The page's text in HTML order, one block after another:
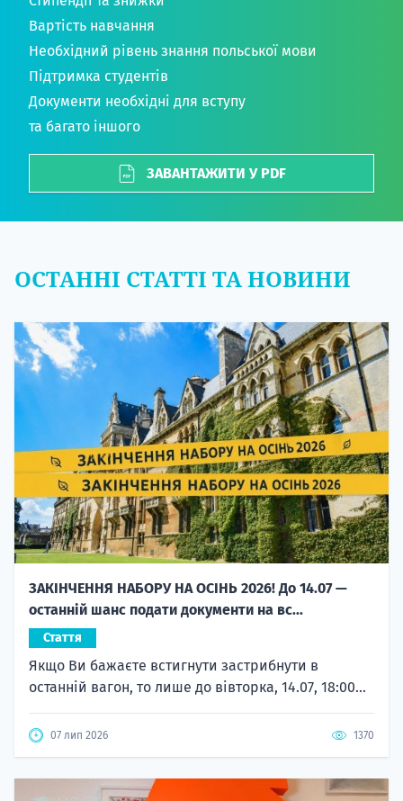
Вартість навчання
Необхідний рівень знання польської мови
Підтримка студентів
Документи необхідні для вступу
та багато іншого
ЗАВАНТАЖИТИ У PDF
ОСТАННІ СТАТТІ ТА НОВИНИ
ЗАКІНЧЕННЯ НАБОРУ НА ОСІНЬ 2026! До 14.07 —
останній шанс подати документи на вс...
Стаття
Якщо Ви бажаєте встигнути застрибнути в
останній вагон, то лише до вівторка, 14.07, 18:00...
07 лип 2026 1370